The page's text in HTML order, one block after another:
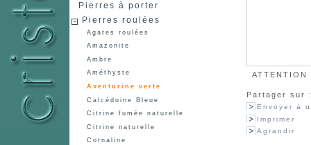
Pierres à porter
Pierres roulées
Agates roulées
Amazonite
Ambre
Améthyste
Aventurine verte
Calcédoine Bleue
Citrine fumée naturelle
Citrine naturelle
Cornaline
Partager sur
Envoyer à
Imprimer
Agrandir